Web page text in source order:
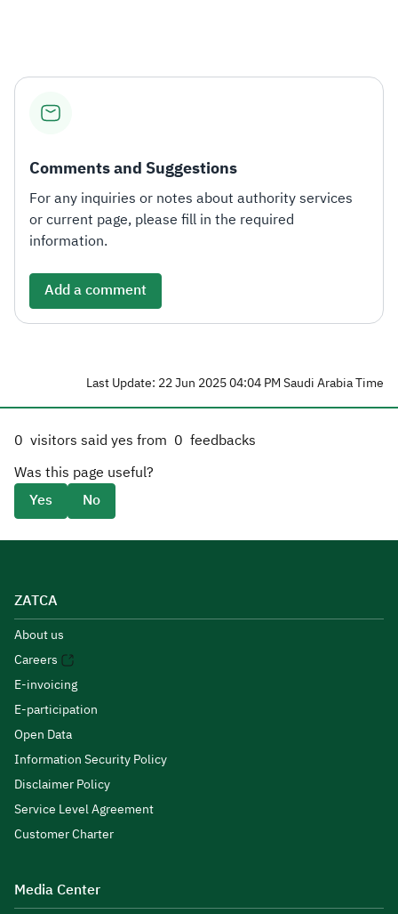
Comments and Suggestions
For any inquiries or notes about authority services
or current page, please fill in the required
information.
Add a comment
Last Update: 22 Jun 2025 04:04 PM Saudi Arabia Time
0 visitors said yes from 0 feedbacks
Was this page useful?
Yes
No
ZATCA
About us
Careers
E-invoicing
E-participation
Open Data
Information Security Policy
Disclaimer Policy
Service Level Agreement
Customer Charter
Media Center